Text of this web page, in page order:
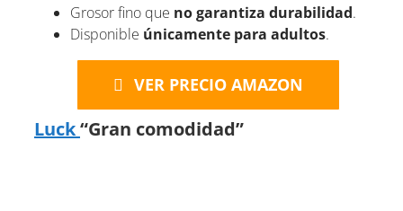
Grosor fino que no garantiza durabilidad.
Disponible únicamente para adultos.
VER PRECIO AMAZON
Luck“Gran comodidad”